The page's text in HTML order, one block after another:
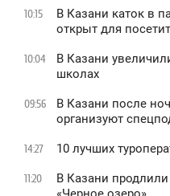
10:15
В Казани каток в
открыт для
10:04
В Казани
школах
09:56
В Казани после
организуют
14:27 10 лучших
11:20
В Казани